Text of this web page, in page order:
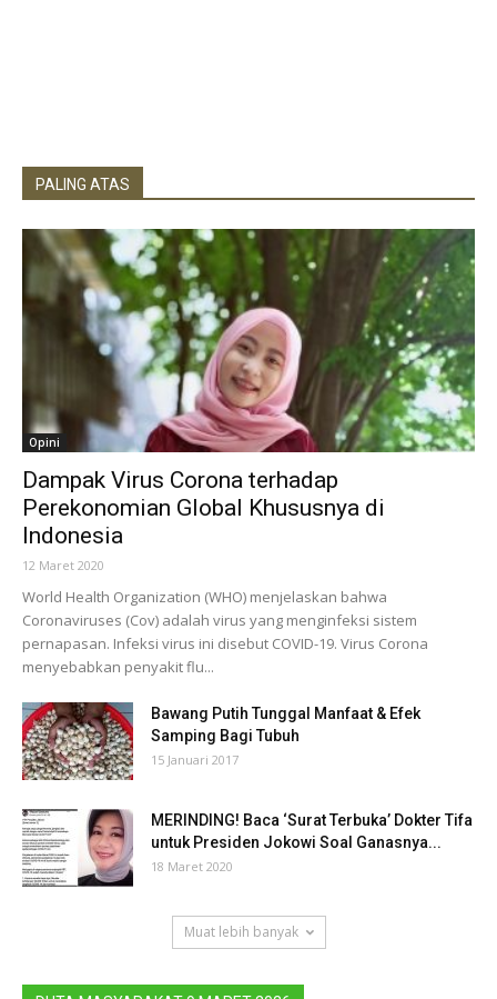
PALING ATAS
Opini
Dampak Virus Corona terhadap
Perekonomian Global Khususnya di
Indonesia
12 Maret 2020
World Health Organization (WHO) menjelaskan bahwa
Coronaviruses (Cov) adalah virus yang menginfeksi sistem
pernapasan. Infeksi virus ini disebut COVID-19. Virus Corona
menyebabkan penyakit flu...
Bawang Putih Tunggal Manfaat & Efek
Samping Bagi Tubuh
15 Januari 2017
MERINDING! Baca ‘Surat Terbuka’ Dokter Tifa
untuk Presiden Jokowi Soal Ganasnya...
18 Maret 2020
Muat lebih banyak